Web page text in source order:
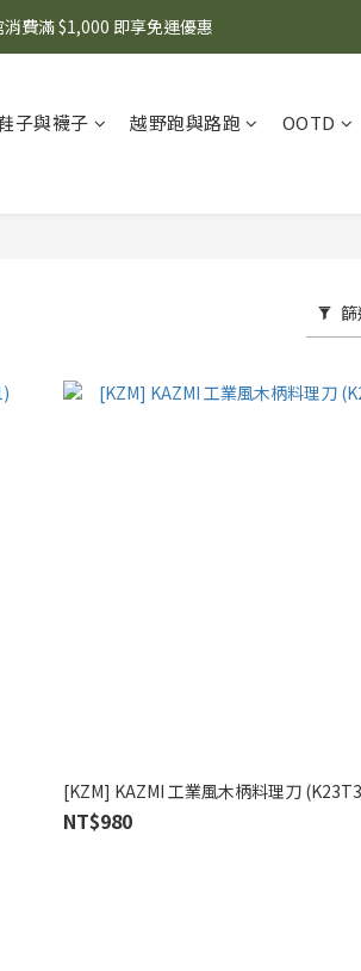
有什麼優惠嗎？ 點擊查看最新優惠！
費滿 $1,000 即享免運優惠
子與襪子 越野跑與路跑 OOTD
[KZM] KAZMI 工業風木柄料理刀
NT$980